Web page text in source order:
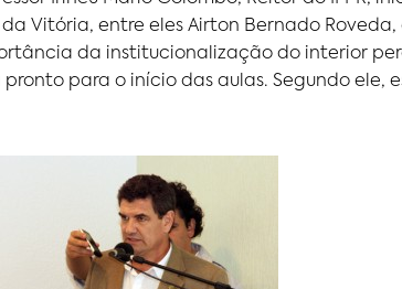
da Vitória, entre eles Airton Bernado
da institucionalização do interior
pronto para o início das aulas. Segundo ele,